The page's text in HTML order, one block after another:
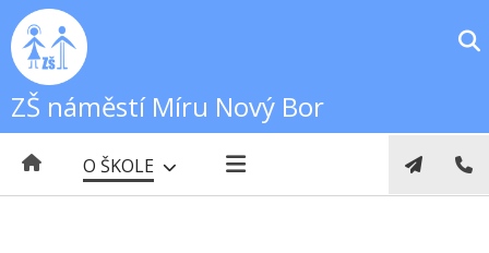
ZŠ náměstí Míru Nový Bor
O ŠKOLE